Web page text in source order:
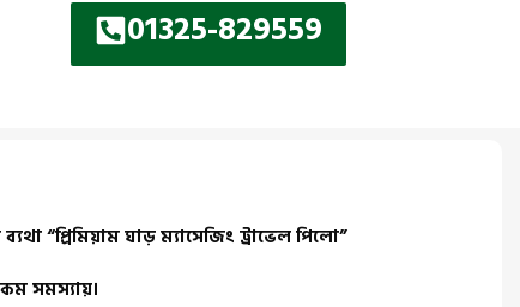
01325-829559
“প্রিমিয়াম ঘাড় ম্যাসেজিং ট্রাভেল পিলো”
সমস্যায়।